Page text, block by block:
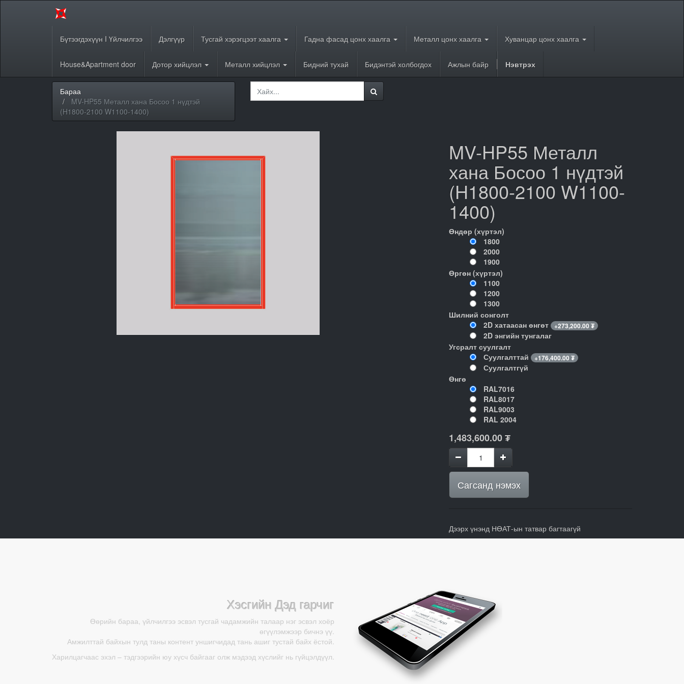
Бүтээгдэхүүн I Үйлчилгээ Дэлгүүр Тусгай хэрэгцээт хаалга Гадна фасад цонх хаалга Металл цонх хаалга Хуванцар цонх хаалга
House&Apartment door Дотор хийцлэл Металл хийцлэл Бидний тухай Бидэнтэй холбогдох Ажлын байр Нэвтрэх
Бараа
MV-HP55 Металл хана Босоо 1 нүдтэй
(H1800-2100 W1100-1400)
MV-HP55 Металл
хана Босоо 1 нүдтэй
(H1800-2100 W1100-
1400)
Өндөр (хүртэл)
1800
2000
1900
Өргөн (хүртэл)
1100
1200
1300
Шилний сонголт
2D хатаасан өнгөт
+273,200.00 ₮
2D энгийн тунгалаг
Угсралт суулгалт
Суулгалттай
+176,400.00 ₮
Суулгалтгүй
Өнгө
RAL7016
RAL8017
RAL9003
RAL 2004
1,483,600.00₮
Сагсанд нэмэх
Дээрх үнэнд НӨАТ-ын татвар багтаагүй
Хэсгийн Дэд гарчиг
Өөрийн бараа, үйлчилгээ эсвэл тусгай чадамжийн талаар нэг эсвэл хоёр
өгүүлэмжээр бичнэ үү.
Амжилттай байхын тулд таны контент уншигчидад тань ашиг тустай байх ёстой.
Харилцагчаас эхэл – тэдгээрийн юу хүсч байгааг олж мэдээд хүслийг нь гүйцэлдүүл.